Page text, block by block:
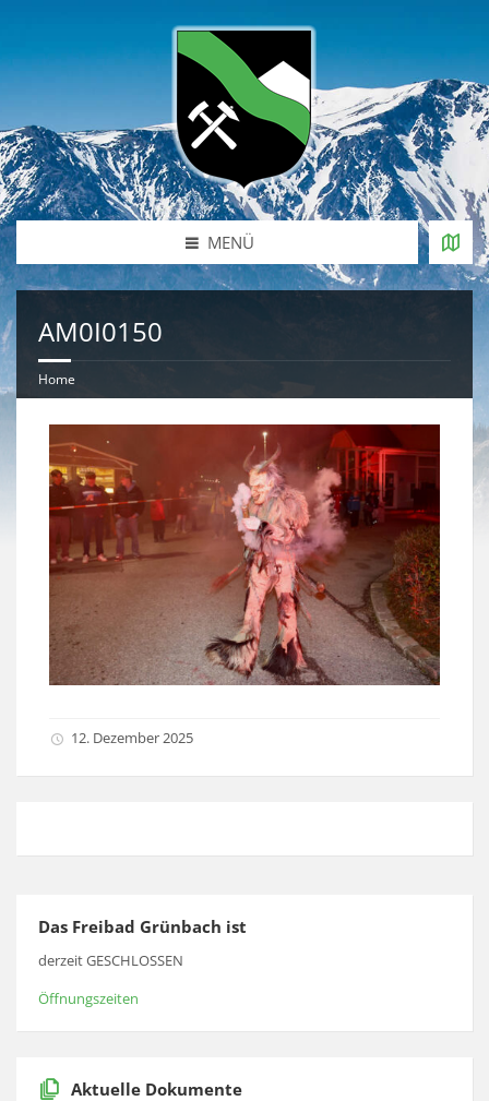
MENÜ
AM0I0150
Home
12. Dezember 2025
Das Freibad Grünbach ist
derzeit GESCHLOSSEN
Öffnungszeiten
Aktuelle Dokumente